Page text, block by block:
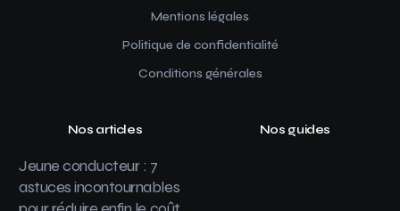
Mentions légales
Politique de confidentialité
Conditions générales
Nos articles
Jeune conducteur : 7
astuces incontournables
Nos guides